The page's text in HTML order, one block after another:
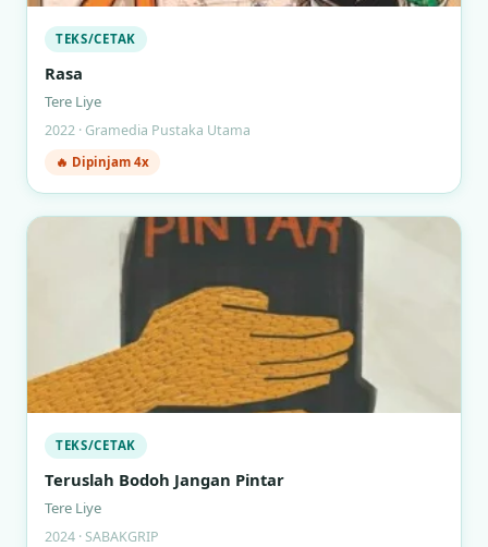
TEKS/CETAK
Rasa
Tere Liye
2022 · Gramedia Pustaka Utama
🔥 Dipinjam 4x
TEKS/CETAK
Teruslah Bodoh Jangan Pintar
Tere Liye
2024 · SABAKGRIP